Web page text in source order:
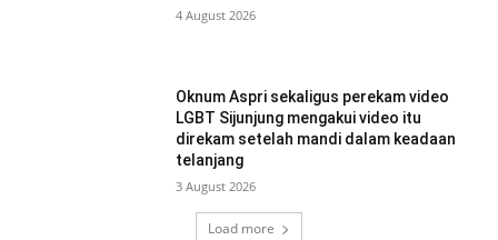
4 August 2026
Oknum Aspri sekaligus perekam video
LGBT Sijunjung mengakui video itu
direkam setelah mandi dalam keadaan
telanjang
3 August 2026
Load more